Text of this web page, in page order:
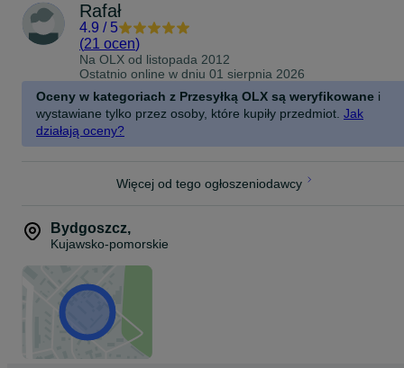
Rafał
4.9 / 5
(21 ocen)
Na OLX od listopada 2012
Ostatnio online w dniu 01 sierpnia 2026
Oceny w kategoriach z Przesyłką OLX są weryfikowane i
wystawiane tylko przez osoby, które kupiły przedmiot. Jak
działają oceny?
Więcej od tego ogłoszeniodawcy
Bydgoszcz,
Kujawsko-pomorskie